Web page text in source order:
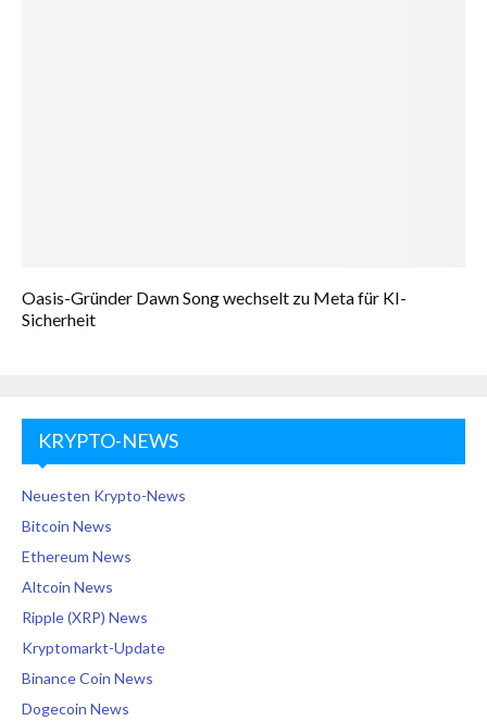
Oasis-Gründer Dawn Song wechselt zu Meta für KI-
Sicherheit
KRYPTO-NEWS
Neuesten Krypto-News
Bitcoin News
Ethereum News
Altcoin News
Ripple (XRP) News
Kryptomarkt-Update
Binance Coin News
Dogecoin News